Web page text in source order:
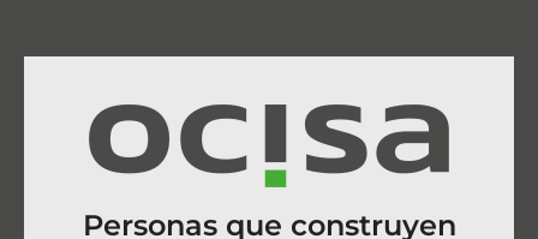
Personas que construyen